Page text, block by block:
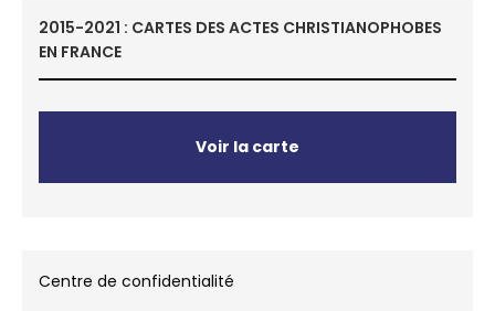
2015-2021 : CARTES DES ACTES CHRISTIANOPHOBES
EN FRANCE
Voir la carte
Centre de confidentialité